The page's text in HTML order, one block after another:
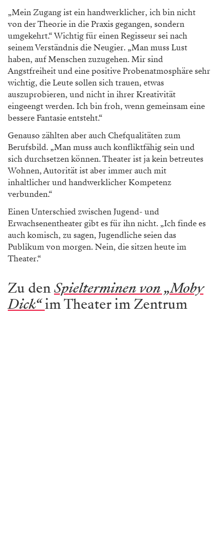
„Mein Zugang ist ein handwerklicher, ich bin nicht
von der Theorie in die Praxis gegangen, sondern
umgekehrt.“ Wichtig für einen Regisseur sei nach
seinem Verständnis die Neugier. „Man muss Lust
haben, auf Menschen zuzugehen. Mir sind
Angstfreiheit und eine positive Probenatmosphäre sehr
wichtig, die Leute sollen sich trauen, etwas
auszuprobieren, und nicht in ihrer Kreativität
eingeengt werden. Ich bin froh, wenn gemeinsam eine
bessere Fantasie entsteht.“
Genauso zählten aber auch Chefqualitäten zum
Berufsbild. „Man muss auch konfliktfähig sein und
sich durchsetzen können. Theater ist ja kein betreutes
Wohnen, Autorität ist aber immer auch mit
inhaltlicher und handwerklicher Kompetenz
verbunden.“
Einen Unterschied zwischen Jugend- und
Erwachsenentheater gibt es für ihn nicht. „Ich finde es
auch komisch, zu sagen, Jugendliche seien das
Publikum von morgen. Nein, die sitzen heute im
Theater.“
Zu denSpielterminen von „Moby
Dick“im Theater im Zentrum